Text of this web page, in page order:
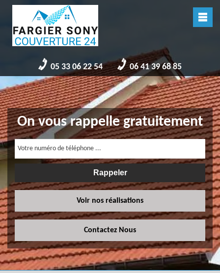
05 33 06 22 54 06 41 39 68 85
On vous rappelle gratuitement
Voir nos réalisations
Contactez Nous